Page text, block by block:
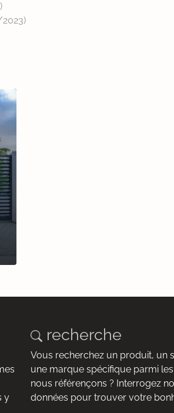
)
)
y
recherche
Vous recherchez un produit, un
une marque spécifique parmi
nous référençons ? Interrogez
données pour trouver votre